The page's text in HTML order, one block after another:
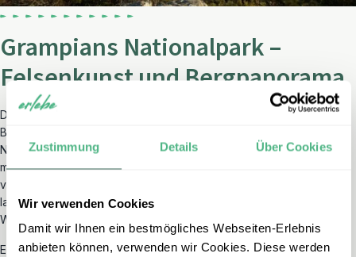
Zustimmung Details Über Cookies
Wir verwenden Cookies
Damit wir Ihnen ein bestmögliches Webseiten-Erlebnis
anbieten können, verwenden wir Cookies. Diese werden
Grampians Nationalpark –
Felsenkunst und Bergpanorama
Der Grampians Nationalpark
im Süden des australischen
Bundesstaates Victoria zählt zu den bedeutendsten
Naturlandschaften der Region. Charakteristisch für das Gebiet sind
markante Gebirgszüge, eindrucksvolle Felsformationen sowie
vielfältige Möglichkeiten zur Tierbeobachtung – unter anderem
lassen sichKängurus,Emus
Wildbahn beobachten.
Ein besonderes kulturelles Merkmal des Parks sind die über 5.000